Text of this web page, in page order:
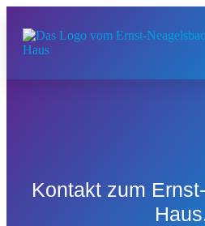
Kontakt zum